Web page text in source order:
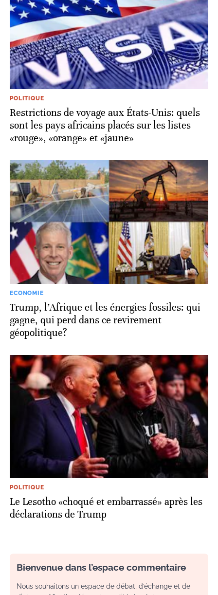
POLITIQUE
Restrictions de voyage aux États-Unis: quels
sont les pays africains placés sur les listes
«rouge», «orange» et «jaune»
ECONOMIE
Trump, l’Afrique et les énergies fossiles: qui
gagne, qui perd dans ce revirement
géopolitique?
POLITIQUE
Le Lesotho «choqué et embarrassé» après les
déclarations de Trump
Bienvenue dans l’espace commentaire
Nous souhaitons un espace de débat, d’échange et de